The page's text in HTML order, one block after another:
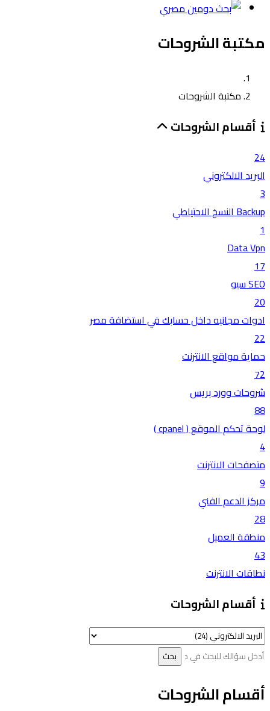
مكتبة الشروحات
مكتبة الشروحات
أقسام الشروحات
24
البريد الالكتروني
3
Backup النسخ الاحتياطي
1
Data Vpn
17
SEO سيو
20
ادوات مجانيه داخل حسابك في استضافة مصر
22
حماية مواقع الانترنت
72
شروحات وورد بريس
88
لوحة تحكم الموقع ( cpanel )
4
متصفحات الانترنت
9
مركز الدعم الفني
28
منطقة العميل
43
نطاقات الانترنت
أقسام الشروحات
أقسام الشروحات